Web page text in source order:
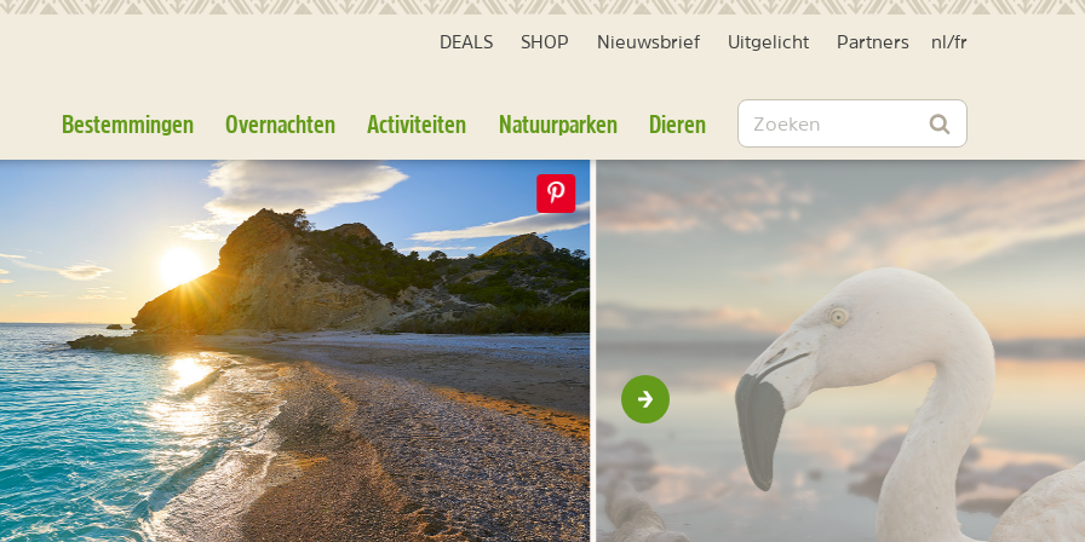
DEALS SHOP Nieuwsbrief Uitgelicht Partners nl /fr
Bestemmingen Overnachten Activiteiten Natuurparken Dieren Zoeken
Zoeken
Volgende